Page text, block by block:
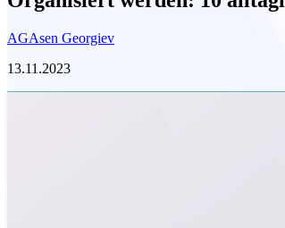
AGAsen Georgiev
13.11.2023